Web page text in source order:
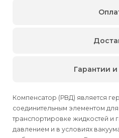
Компенсатор (РВД) является
соединительным элементом
транспортировке жидкостей и
давлением и в условиях
Гарантии